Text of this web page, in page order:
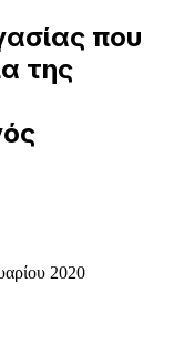
που
της
2020